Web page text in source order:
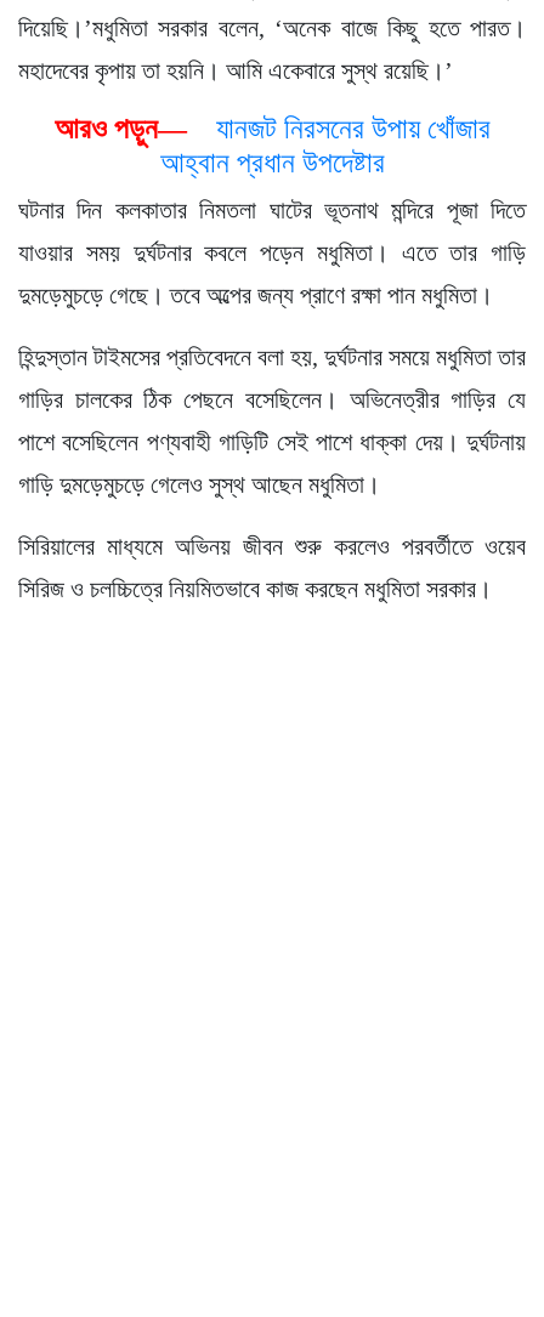
দিয়েছি।’মধুমিতা সরকার বলেন, ‘অনেক বাজে কিছু হতে পারত।
মহাদেবের কৃপায় তা হয়নি। আমি একেবারে সুস্থ রয়েছি।’
আরও পড়ুন— যানজট নিরসনের উপায় খোঁজার
আহ্বান প্রধান উপদেষ্টার
ঘটনার দিন কলকাতার নিমতলা ঘাটের ভূতনাথ মন্দিরে পূজা দিতে
যাওয়ার সময় দুর্ঘটনার কবলে পড়েন মধুমিতা। এতে তার গাড়ি
দুমড়েমুচড়ে গেছে। তবে অল্পের জন্য প্রাণে রক্ষা পান মধুমিতা।
হিন্দুস্তান টাইমসের প্রতিবেদনে বলা হয়, দুর্ঘটনার সময়ে মধুমিতা তার
গাড়ির চালকের ঠিক পেছনে বসেছিলেন। অভিনেত্রীর গাড়ির যে
পাশে বসেছিলেন পণ্যবাহী গাড়িটি সেই পাশে ধাক্কা দেয়। দুর্ঘটনায়
গাড়ি দুমড়েমুচড়ে গেলেও সুস্থ আছেন মধুমিতা।
সিরিয়ালের মাধ্যমে অভিনয় জীবন শুরু করলেও পরবর্তীতে ওয়েব
সিরিজ ও চলচ্চিত্রে নিয়মিতভাবে কাজ করছেন মধুমিতা সরকার।